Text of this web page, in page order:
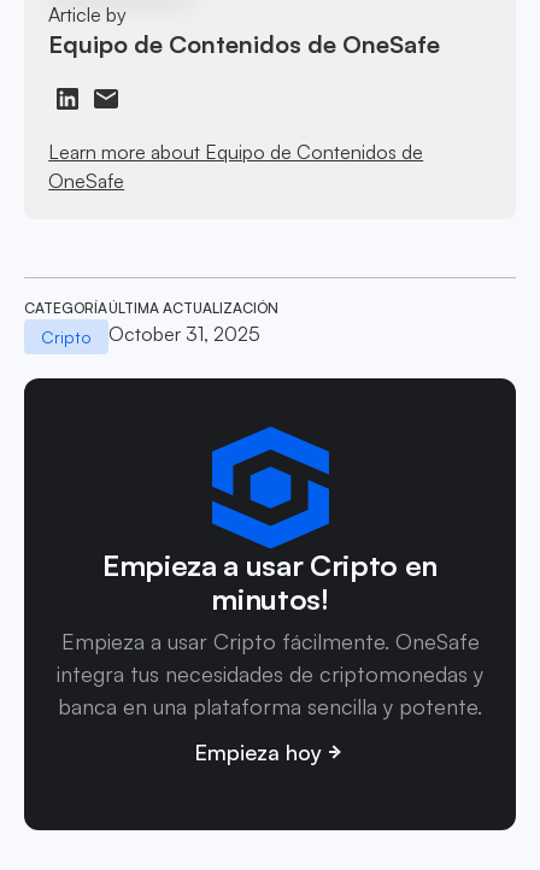
Article by
Equipo de Contenidos de OneSafe
Learn more about Equipo de Contenidos de
OneSafe
CATEGORÍA
Cripto
ÚLTIMA ACTUALIZACIÓN
October 31, 2025
Empieza a usar Cripto en
minutos!
Empieza a usar Cripto fácilmente. OneSafe
integra tus necesidades de criptomonedas y
banca en una plataforma sencilla y potente.
Empieza hoy